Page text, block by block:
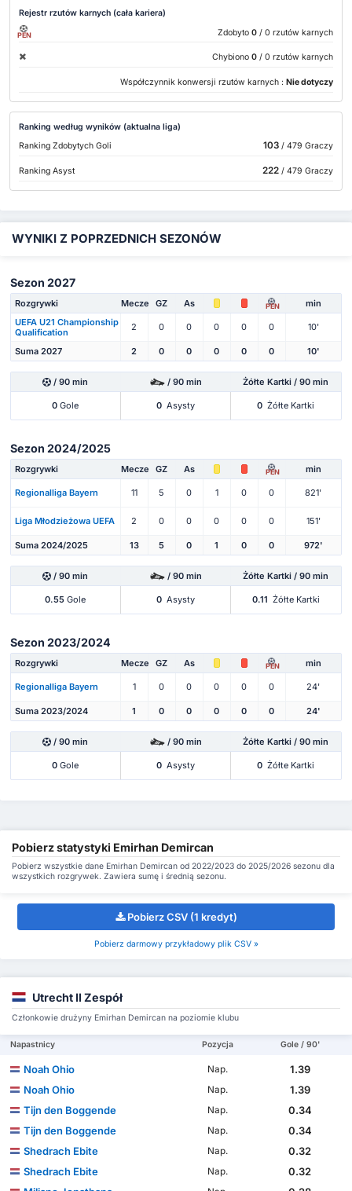
Rejestr rzutów karnych (cała kariera)
PEN Zdobyto 0 / 0 rzutów karnych
Chybiono 0 / 0 rzutów karnych
Współczynnik konwersji rzutów karnych : Nie dotyczy
Ranking według wyników (aktualna liga)
Ranking Zdobytych Goli
103/ 479 Graczy
Ranking Asyst 222/ 479 Graczy
WYNIKI Z POPRZEDNICH SEZONÓW
Sezon 2027
Rozgrywki Mecze GZ As PEN
min
UEFA U21 Championship
Qualification
2 0 0 0 0 0 10'
Suma 2027 2 0 0 0 0 0 10'
/ 90 min / 90 min Żółte Kartki / 90 min
0 Gole 0 Asysty 0 Żółte Kartki
Sezon 2024/2025
Rozgrywki Mecze GZ As PEN min
Regionalliga Bayern 11 5 0 1 0 0 821'
Liga Młodzieżowa UEFA 2 0 0 0 0 0 151'
Suma 2024/2025 13 5 0 1 0 0 972'
/ 90 min / 90 min Żółte Kartki / 90 min
0.55 Gole 0 Asysty 0.11 Żółte Kartki
Sezon 2023/2024
Rozgrywki Mecze GZ As PEN min
Regionalliga Bayern 1 0 0 0 0 0 24'
Suma 2023/2024 1 0 0 0 0 0 24'
/ 90 min / 90 min Żółte Kartki / 90 min
0 Gole 0 Asysty 0 Żółte Kartki
Pobierz statystyki Emirhan Demircan
Pobierz wszystkie dane Emirhan Demircan od 2022/2023 do 2025/2026 sezonu dla
wszystkich rozgrywek. Zawiera sumę i średnią sezonu.
Pobierz CSV (1 kredyt)
Pobierz darmowy przykładowy plik CSV »
Utrecht II Zespół
Członkowie drużyny Emirhan Demircan na poziomie klubu
Napastnicy Pozycja Gole / 90'
Noah Ohio Nap.
1.39
Noah Ohio
Nap.
1.39
Tijn den Boggende
Nap.
0.34
Tijn den Boggende
Nap.
0.34
Shedrach Ebite
Nap.
0.32
Shedrach Ebite
Nap.
0.32